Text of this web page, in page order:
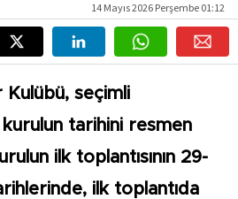
14 Mayıs 2026 Perşembe 01:12
seçimli
tarihini resmen
ilk toplantısının 29-
ilk toplantıda